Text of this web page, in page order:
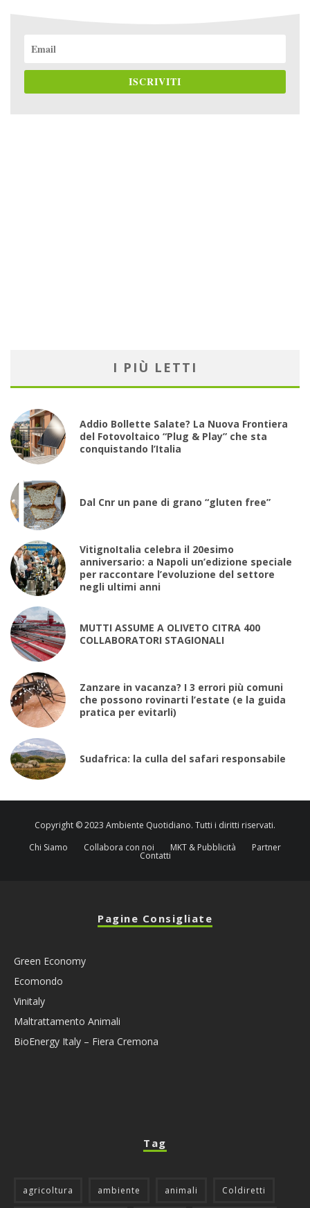
ISCRIVITI
I PIÙ LETTI
Addio Bollette Salate? La Nuova Frontiera
del Fotovoltaico “Plug & Play” che sta
conquistando l’Italia
Dal Cnr un pane di grano “gluten free”
VitignoItalia celebra il 20esimo
anniversario: a Napoli un’edizione speciale
per raccontare l’evoluzione del settore
negli ultimi anni
MUTTI ASSUME A OLIVETO CITRA 400
COLLABORATORI STAGIONALI
Zanzare in vacanza? I 3 errori più comuni
che possono rovinarti l’estate (e la guida
pratica per evitarli)
Sudafrica: la culla del safari responsabile
Copyright © 2023 Ambiente Quotidiano. Tutti i diritti riservati.
Chi Siamo
Collabora con noi MKT & Pubblicità Partner
Contatti
Pagine Consigliate
Green Economy
Ecomondo
Vinitaly
Maltrattamento Animali
BioEnergy Italy – Fiera Cremona
Tag
agricoltura ambiente animali Coldiretti